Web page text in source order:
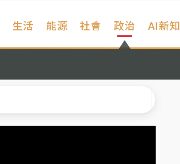
生活 能源 社會 政治 AI新知